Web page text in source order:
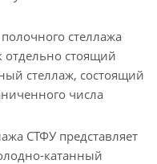
стеллажа
отдельно стоящий
стеллаж, состоящий
числа
СТФУ представляет
катанный